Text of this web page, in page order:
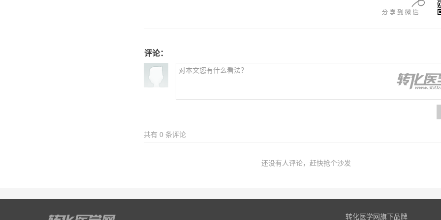
评论：
共有 0 条评论
还没有人评论，赶快抢个沙发
转化医学网旗下品牌